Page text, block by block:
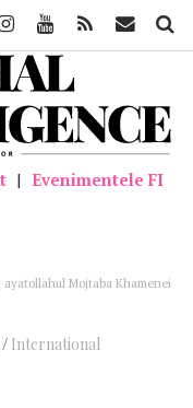
| Evenimentele FI
ayatollahul Mojtaba Khamenei
International
Youtube Feed Mail